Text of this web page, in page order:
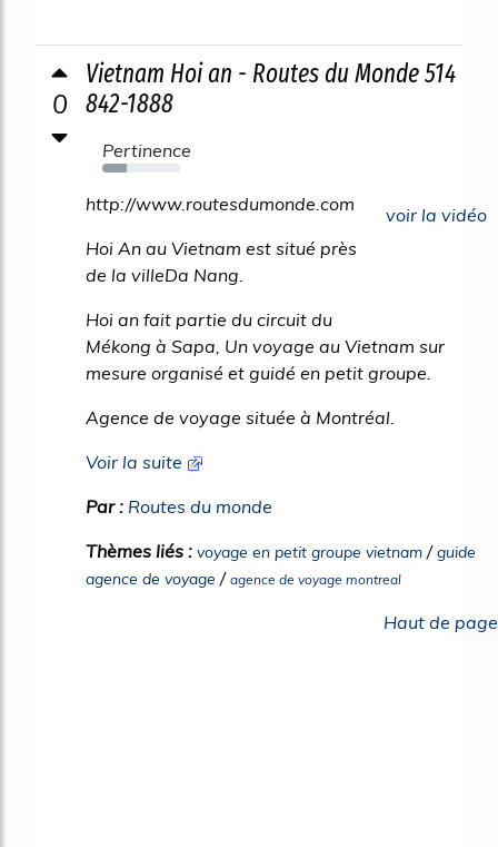
0
Vietnam Hoi an - Routes du Monde 514
842-1888
Pertinence
32%
voir la vidéo
http://www.routesdumonde.com
Hoi An au Vietnam est situé près
de la villeDa Nang.
Hoi an fait partie du circuit du
Mékong à Sapa, Un voyage au Vietnam sur
mesure organisé et guidé en petit groupe.
Agence de voyage située à Montréal.
Voir la suite
Par : Routes du monde
Thèmes liés : voyage en petit groupe vietnam /guide
agence de voyage / agence de voyage montreal
Haut de page